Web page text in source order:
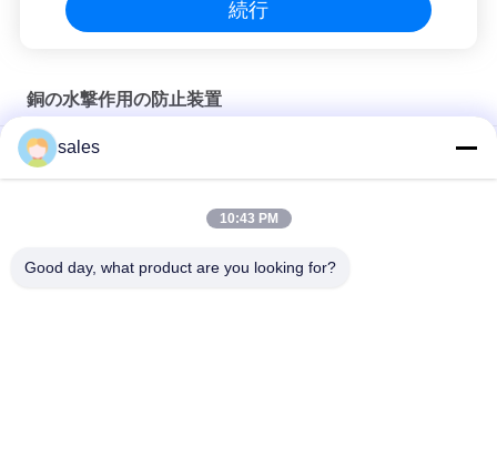
続行
銅の水撃作用の防止装置
3/8" 1/2」3/4"洗濯機のハンマー箱
sales
10:43 PM
Good day, what product are you looking for?